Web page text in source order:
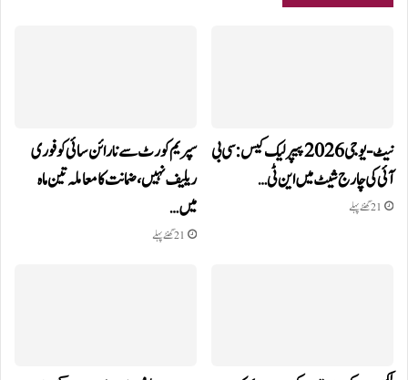
نیٹ-یو جی 2026 پیپر لیک کیس: سی بی
آئی کی چارج شیٹ میں این ٹی…
21 گھنٹے پہلے
سپریم کورٹ سے نارائن سائی کو فوری
ریلیف نہیں، ضمانت کا معاملہ تین ماہ
میں…
21 گھنٹے پہلے